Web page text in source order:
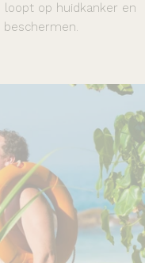
op huidkanker en